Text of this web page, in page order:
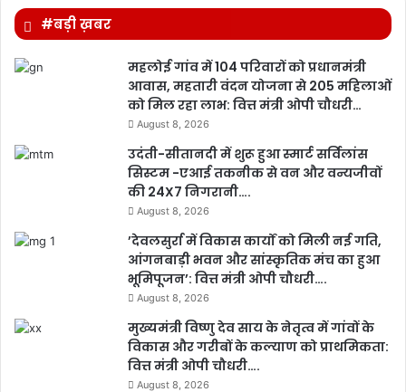
#बड़ी ख़बर
महलोई गांव में 104 परिवारों को प्रधानमंत्री
आवास, महतारी वंदन योजना से 205 महिलाओं
को मिल रहा लाभ: वित्त मंत्री ओपी चौधरी…
August 8, 2026
उदंती-सीतानदी में शुरू हुआ स्मार्ट सर्विलांस
सिस्टम -एआई तकनीक से वन और वन्यजीवों
की 24X7 निगरानी….
August 8, 2026
’देवलसुर्रा में विकास कार्यों को मिली नई गति,
आंगनबाड़ी भवन और सांस्कृतिक मंच का हुआ
भूमिपूजन’: वित्त मंत्री ओपी चौधरी….
August 8, 2026
मुख्यमंत्री विष्णु देव साय के नेतृत्व में गांवों के
विकास और गरीबों के कल्याण को प्राथमिकता:
वित्त मंत्री ओपी चौधरी….
August 8, 2026